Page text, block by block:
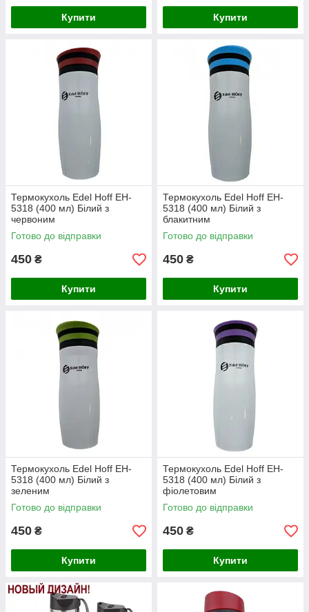
Купити Купити
Термокухоль Edel Hoff EH-
5318 (400 мл) Білий з
червоним
Готово до відправки
450 ₴
Купити
Термокухоль Edel Hoff EH-
5318 (400 мл) Білий з
блакитним
Готово до відправки
450 ₴
Купити
Термокухоль Edel Hoff EH-
5318 (400 мл) Білий з
зеленим
Готово до відправки
450 ₴
Купити
Термокухоль Edel Hoff EH-
5318 (400 мл) Білий з
фіолетовим
Готово до відправки
450 ₴
Купити